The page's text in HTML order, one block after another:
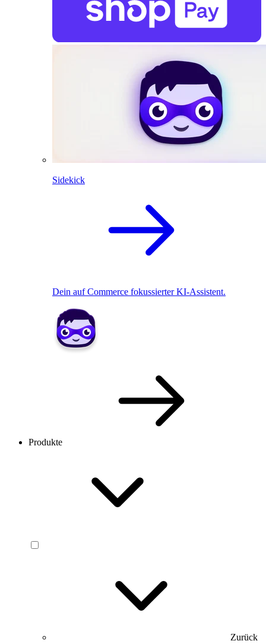
Sidekick
Dein auf Commerce fokussierter KI-Assistent.
Produkte
Zurück